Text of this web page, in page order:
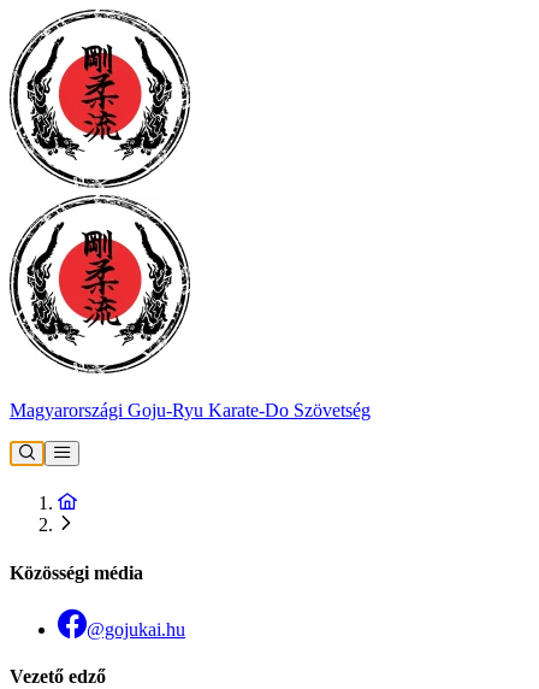
Magyarországi Goju-Ryu Karate-Do Szövetség
Közösségi média
@gojukai.hu
Vezető edző